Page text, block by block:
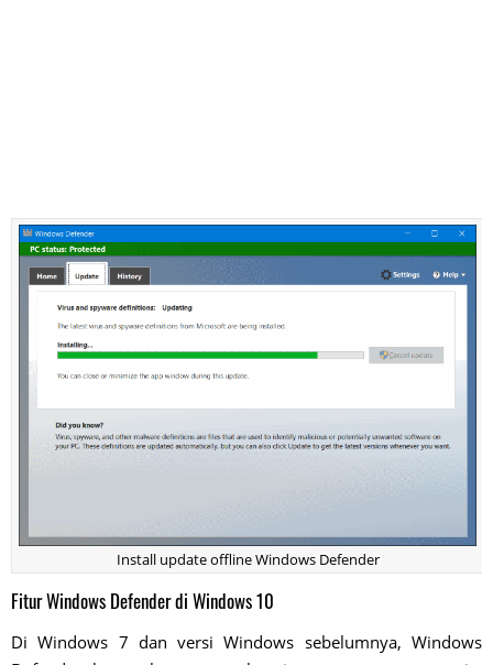
Install update offline Windows Defender
Fitur Windows Defender di Windows 10
Di Windows 7 dan versi Windows sebelumnya, Windows